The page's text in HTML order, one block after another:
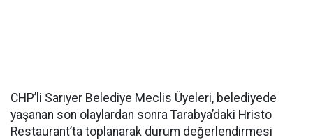
CHP’li Sarıyer Belediye Meclis Üyeleri, belediyede
yaşanan son olaylardan sonra Tarabya’daki Hristo
Restaurant’ta toplanarak durum değerlendirmesi